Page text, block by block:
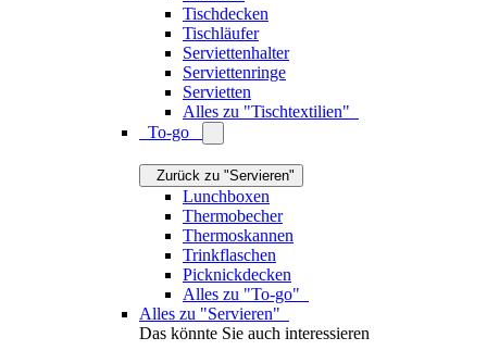
Porzellan Jetzt lesen
Kochen & Backen
Zurück zu "Produkte"
Küchenhelfer
Zurück zu "Kochen & Backen"
Rührschüsseln
Utensilienhalter
Kochlöffel
Pfannenwender
Teigschaber
Besteckkästen
Siebe & Seiher
Messbecher
Timer & Eieruhren
Küchenrollenhalter